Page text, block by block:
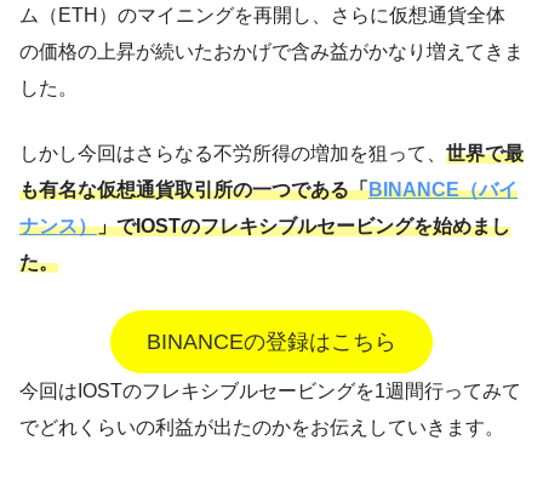
ム（ETH）のマイニングを再開し、さらに仮想通貨全体
の価格の上昇が続いたおかげで含み益がかなり増えてきま
した。
しかし今回はさらなる不労所得の増加を狙って、 世界で最
も有名な仮想通貨取引所の一つである「BINANCE（バイ
ナンス）」でIOSTのフレキシブルセービングを始めまし
た。
BINANCEの登録はこちら
今回はIOSTのフレキシブルセービングを1週間行ってみて
でどれくらいの利益が出たのかをお伝えしていきます。